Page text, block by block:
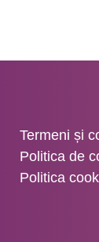
Termeni și
Politica de
Politica